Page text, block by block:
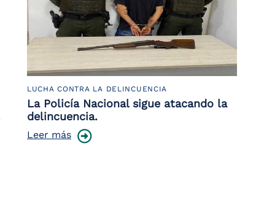
LUCHA CONTRA LA DELINCUENCIA
La Policía Nacional sigue atacando la
delincuencia.
Leer más